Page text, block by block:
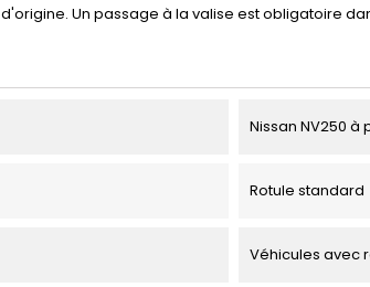
Un passage à la valise est obligatoire
Nissan NV250 à
Rotule standard
Véhicules avec